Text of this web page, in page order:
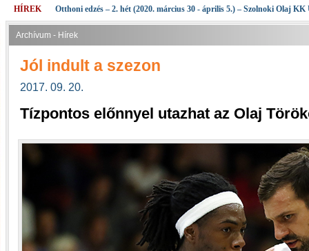
HÍREK Otthoni edzés – 2. hét (2020. március 30 - április 5.) – Szolnoki Olaj KK
Archívum - Hírek
Jól indult a szezon
2017. 09. 20.
Tízpontos előnnyel utazhat az Olaj